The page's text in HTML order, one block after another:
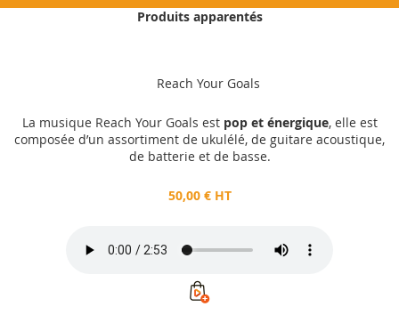
Produits apparentés
Reach Your Goals
La musique Reach Your Goals est pop et énergique, elle est
composée d’un assortiment de ukulélé, de guitare acoustique,
de batterie et de basse.
50,00 € HT